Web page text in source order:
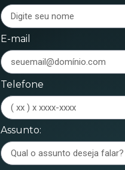
E-mail
Telefone
Assunto: